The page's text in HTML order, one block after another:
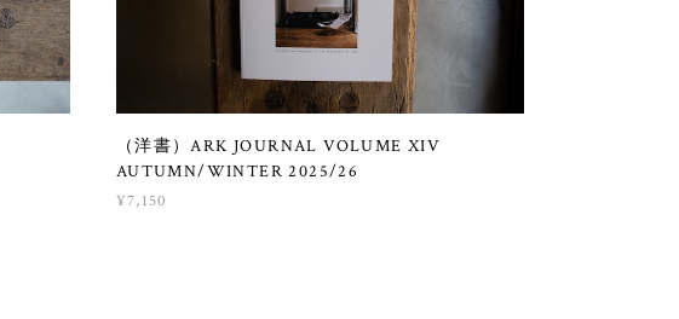
（洋書）ARK JOURNAL VOLUME XIV
AUTUMN/WINTER 2025/26
¥7,150